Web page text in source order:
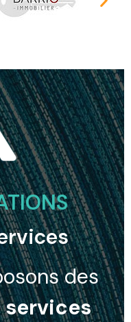
des
services